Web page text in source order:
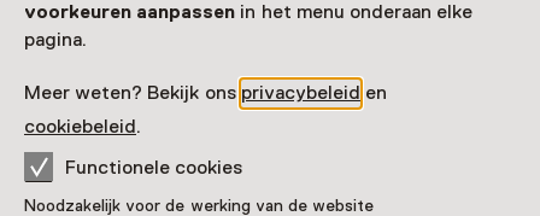
voorkeuren aanpassen in het menu onderaan elke
pagina.
Meer weten? Bekijk ons privacybeleid en
cookiebeleid.
Functionele cookies
Noodzakelijk voor de werking van de website